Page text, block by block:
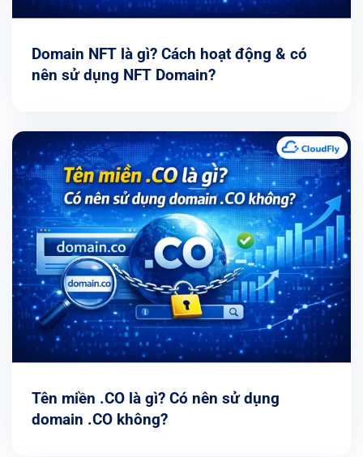
Domain NFT là gì? Cách hoạt động & có
nên sử dụng NFT Domain?
Tên miền .CO là gì? Có nên sử dụng
domain .CO không?